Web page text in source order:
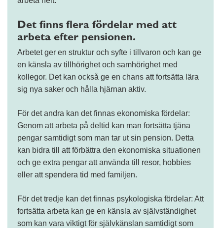
Det finns flera fördelar med att
arbeta efter pensionen.
Arbetet ger en struktur och syfte i tillvaron och kan ge
en känsla av tillhörighet och samhörighet med
kollegor. Det kan också ge en chans att fortsätta lära
sig nya saker och hålla hjärnan aktiv.
För det andra kan det finnas ekonomiska fördelar:
Genom att arbeta på deltid kan man fortsätta tjäna
pengar samtidigt som man tar ut sin pension. Detta
kan bidra till att förbättra den ekonomiska situationen
och ge extra pengar att använda till resor, hobbies
eller att spendera tid med familjen.
För det tredje kan det finnas psykologiska fördelar: Att
fortsätta arbeta kan ge en känsla av självständighet
som kan vara viktigt för självkänslan samtidigt som